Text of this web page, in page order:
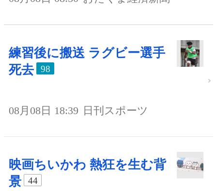
練習後に搬送 ラグビー選手
死去
98
08月08日 18:39 日刊スポーツ
映画ちいかわ 熱狂を生む背
景
44